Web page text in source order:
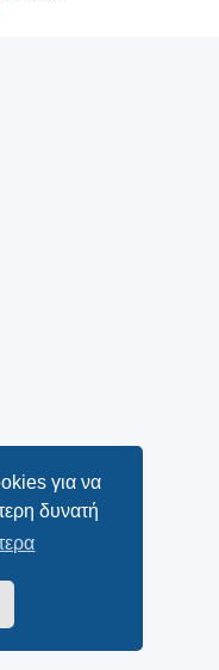
για να
δυνατή